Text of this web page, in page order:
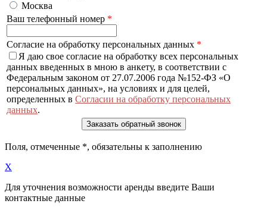
Москва
Ваш телефонный номер *
Согласие на обработку персональных данных *
Я даю свое согласие на обработку всех персональных
данных введенных в мною в анкету, в соответствии с
Федеральным законом от 27.07.2006 года №152-ФЗ «О
персональных данных», на условиях и для целей,
определенных в Согласии на обработку персональных
данных.
Поля, отмеченные *, обязательны к заполнению
X
Для уточнения возможности аренды введите Ваши
контактные данные